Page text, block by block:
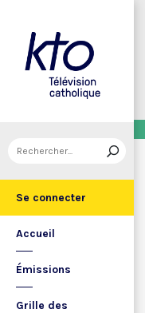
Se connecter
Accueil
Émissions
Grille des